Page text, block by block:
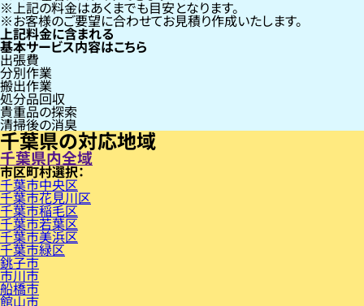
上記の料金はあくまでも目安となります。
お客様のご要望に合わせてお見積り作成いたします。
上記料金に含まれる
基本サービス内容はこちら
出張費
分別作業
搬出作業
処分品回収
貴重品の探索
清掃後の消臭
千葉県の対応地域
千葉県内全域
市区町村
千葉市中央区
千葉市花見川区
千葉市稲毛区
千葉市若葉区
千葉市美浜区
千葉市緑区
銚子市
市川市
船橋市
館山市